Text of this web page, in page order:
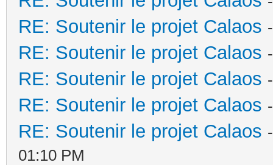
RE: Soutenir le projet Calaos
RE: Soutenir le projet Calaos
RE: Soutenir le projet Calaos
RE: Soutenir le projet Calaos
RE: Soutenir le projet Calaos
01:10 PM